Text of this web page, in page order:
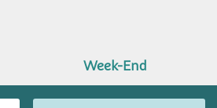
Week-End